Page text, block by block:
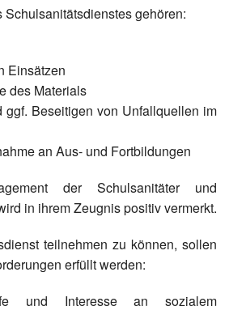
gehören:
Einsätzen
des Materials
ggf. Beseitigen von Unfallquellen im
an Aus- und Fortbildungen
der Schulsanitäter und
in ihrem Zeugnis positiv vermerkt.
teilnehmen zu können, sollen
erfüllt werden:
und Interesse an sozialem